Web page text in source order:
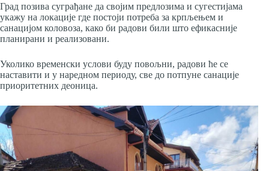
Град позива суграђане да својим предлозима и сугестијама
укажу на локације где постоји потреба за крпљењем и
санацијом коловоза, како би радови били што ефикасније
планирани и реализовани.
Уколико временски услови буду повољни, радови ће се
наставити и у наредном периоду, све до потпуне санације
приоритетних деоница.